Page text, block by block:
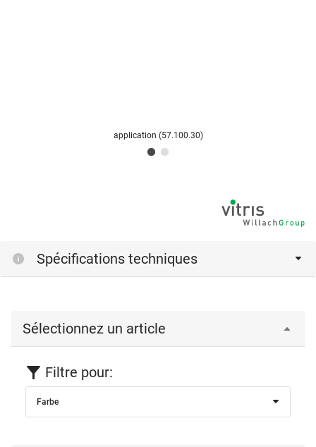
application (57.100.30)
Spécifications techniques
Sélectionnez un article
Filtre pour:
Farbe